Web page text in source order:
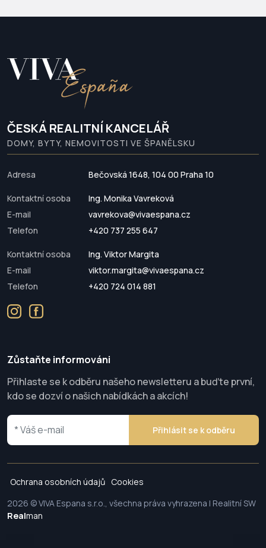
ČESKÁ REALITNÍ KANCELÁŘ
DOMY, BYTY, NEMOVITOSTI VE ŠPANĚLSKU
Adresa Bečovská 1648, 104 00 Praha 10
Kontaktní osoba
Ing. Monika Vavreková
E-mail
vavrekova@vivaespana.cz
Telefon
+420 737 255 647
Kontaktní osoba
Ing. Viktor Margita
E-mail
viktor.margita@vivaespana.cz
Telefon
+420 724 014 881
Zůstaňte informováni
Přihlaste se k odběru našeho newsletteru a buďte první,
kdo se dozví o našich nabídkách a akcích!
Přihlásit se k odběru
Ochrana osobních údajů Cookies
2026 © VIVA Espana s.r.o., všechna práva vyhrazena | Realitní SW
Realman